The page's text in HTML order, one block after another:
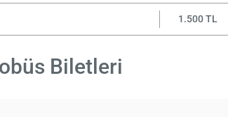
1.500 TL
Biletleri